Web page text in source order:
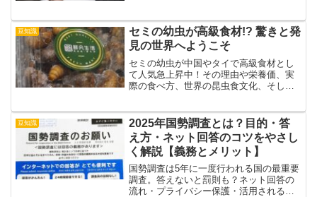
豆知識
セミの幼虫が高級食材!? 驚きと発
見の世界へようこそ
セミの幼虫が中国やタイで高級食材とし
て人気急上昇中！その理由や栄養価、実
際の食べ方、世界の昆虫食文化、そして
豆知識
2025年国勢調査とは？目的・答
え方・ネット回答のコツをやさし
く解説【義務とメリット】
国勢調査は5年に一度行われる国の最重要
調査。答えないと罰則も？ネット回答の
流れ・プライバシー保護・活用されるデ